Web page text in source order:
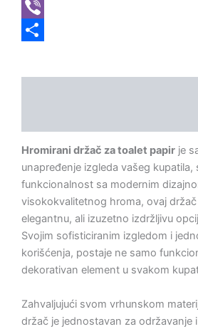
WhatsApp
Viber
Hromirani držač za toalet papir je
unapređenje izgleda vašeg kupatila,
funkcionalnost sa modernim
visokokvalitetnog hroma, ovaj
elegantnu, ali izuzetno izdržljivu
Svojim sofisticiranim izgledom i
korišćenja, postaje ne samo
dekorativan element u svakom
Zahvaljujući svom vrhunskom
držač je jednostavan za održavanje